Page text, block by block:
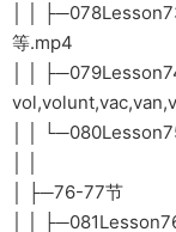
│ │
等.mp4
│ │
│ │
│ ├─76-77节
│ │